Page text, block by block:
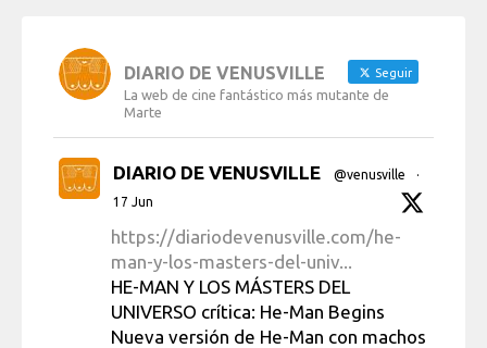
DIARIO DE VENUSVILLE Seguir
La web de cine fantástico más mutante de
Marte
DIARIO DE VENUSVILLE @venusville
·
17 Jun
https://diariodevenusville.com/he-
man-y-los-masters-del-univ...
HE-MAN Y LOS MÁSTERS DEL
UNIVERSO crítica: He-Man Begins
Nueva versión de He-Man con machos